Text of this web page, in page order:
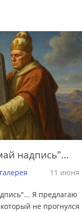
надпись"...
11 июня
Я предлагаю
не прогнулся